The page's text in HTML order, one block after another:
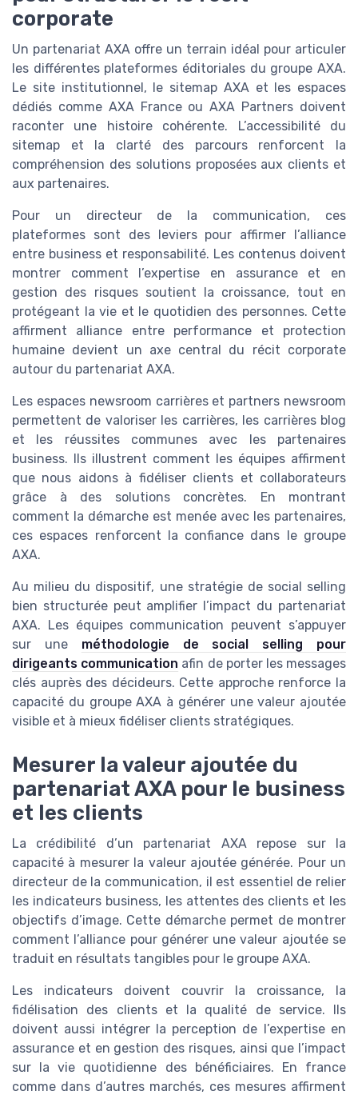
corporate
Un partenariat AXA offre un terrain idéal pour articuler
les différentes plateformes éditoriales du groupe AXA.
Le site institutionnel, le sitemap AXA et les espaces
dédiés comme AXA France ou AXA Partners doivent
raconter une histoire cohérente. L’accessibilité du
sitemap et la clarté des parcours renforcent la
compréhension des solutions proposées aux clients et
aux partenaires.
Pour un directeur de la communication, ces
plateformes sont des leviers pour affirmer l’alliance
entre business et responsabilité. Les contenus doivent
montrer comment l’expertise en assurance et en
gestion des risques soutient la croissance, tout en
protégeant la vie et le quotidien des personnes. Cette
affirment alliance entre performance et protection
humaine devient un axe central du récit corporate
autour du partenariat AXA.
Les espaces newsroom carrières et partners newsroom
permettent de valoriser les carrières, les carrières blog
et les réussites communes avec les partenaires
business. Ils illustrent comment les équipes affirment
que nous aidons à fidéliser clients et collaborateurs
grâce à des solutions concrètes. En montrant
comment la démarche est menée avec les partenaires,
ces espaces renforcent la confiance dans le groupe
AXA.
Au milieu du dispositif, une stratégie de social selling
bien structurée peut amplifier l’impact du partenariat
AXA. Les équipes communication peuvent s’appuyer
sur une méthodologie de social selling pour
dirigeants communication afin de porter les messages
clés auprès des décideurs. Cette approche renforce la
capacité du groupe AXA à générer une valeur ajoutée
visible et à mieux fidéliser clients stratégiques.
Mesurer la valeur ajoutée du
partenariat AXA pour le business
et les clients
La crédibilité d’un partenariat AXA repose sur la
capacité à mesurer la valeur ajoutée générée. Pour un
directeur de la communication, il est essentiel de relier
les indicateurs business, les attentes des clients et les
objectifs d’image. Cette démarche permet de montrer
comment l’alliance pour générer une valeur ajoutée se
traduit en résultats tangibles pour le groupe AXA.
Les indicateurs doivent couvrir la croissance, la
fidélisation des clients et la qualité de service. Ils
doivent aussi intégrer la perception de l’expertise en
assurance et en gestion des risques, ainsi que l’impact
sur la vie quotidienne des bénéficiaires. En france
comme dans d’autres marchés, ces mesures affirment